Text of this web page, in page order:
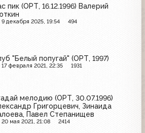
пик (ОРТ, 16.12.1996) Валерий
9 декабря 2025, 19:54 494
"Белый попугай" (ОРТ, 1997)
17 февраля 2021, 22:35 1931
мелодию (ОРТ, 30.07.1996)
Григорцевич, Зинаида
Павел Степанищев
20 мая 2021, 21:08 2414